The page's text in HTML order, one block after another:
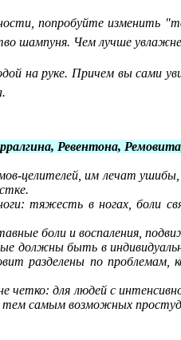
попробуйте изменить
шампуня. Чем лучше
на руке. Причем вы
Ревентона,
целителей, им лечат
тяжесть в ногах, боли
боли и воспаления,
должны быть в
разделены по проблемам,
четко: для людей с
тем самым возможных